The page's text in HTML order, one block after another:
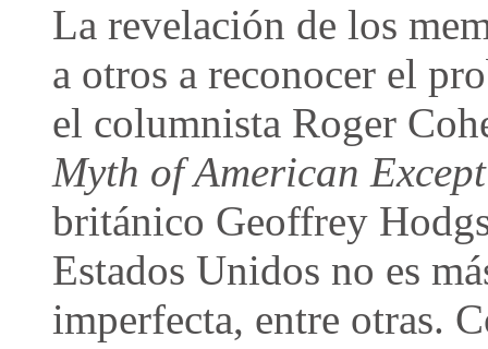
La revelación de los
a otros a reconocer el
el columnista Roger
Myth of American
británico Geoffrey
Estados Unidos no es
imperfecta, entre otras.